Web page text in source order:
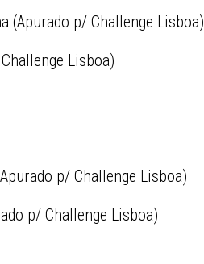
(Apurado p/ Challenge Lisboa)
Lisboa)
p/ Challenge Lisboa)
p/ Challenge Lisboa)